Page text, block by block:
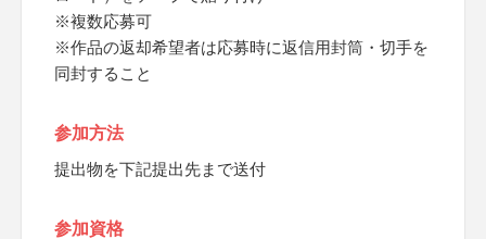
※複数応募可
※作品の返却希望者は応募時に返信用封筒・切手を
同封すること
参加方法
提出物を下記提出先まで送付
参加資格